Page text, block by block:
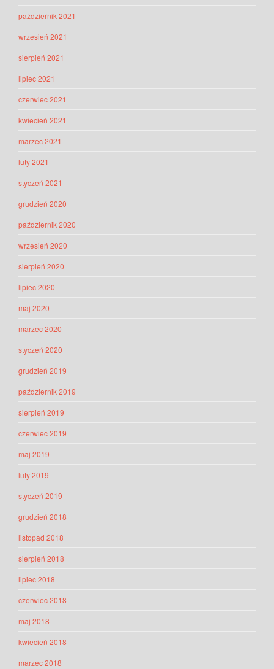
październik 2021
wrzesień 2021
sierpień 2021
lipiec 2021
czerwiec 2021
kwiecień 2021
marzec 2021
luty 2021
styczeń 2021
grudzień 2020
październik 2020
wrzesień 2020
sierpień 2020
lipiec 2020
maj 2020
marzec 2020
styczeń 2020
grudzień 2019
październik 2019
sierpień 2019
czerwiec 2019
maj 2019
luty 2019
styczeń 2019
grudzień 2018
listopad 2018
sierpień 2018
lipiec 2018
czerwiec 2018
maj 2018
kwiecień 2018
marzec 2018